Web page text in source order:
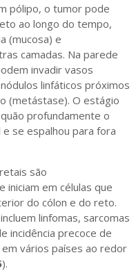
o tumor pode
ao longo do tempo,
(mucosa) e
camadas. Na parede
invadir vasos
linfáticos próximos
(metástase). O estágio
profundamente o
se espalhou para fora
são
iniciam em células que
do cólon e do reto.
linfomas, sarcomas
incidência precoce de
vários países ao redor
).